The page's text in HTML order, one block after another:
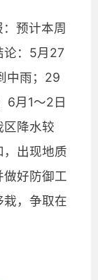
：预计本周
论：5月27
中雨；29
6月1～2日
区降水较
，出现地质
好防御工
，争取在